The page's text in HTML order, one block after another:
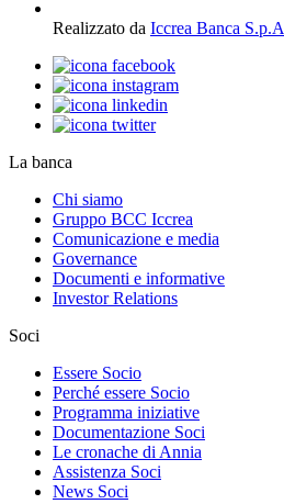
Realizzato da Iccrea Banca S.p.A
La banca
Chi siamo
Gruppo BCC Iccrea
Comunicazione e media
Governance
Documenti e informative
Investor Relations
Soci
Essere Socio
Perché essere Socio
Programma iniziative
Documentazione Soci
Le cronache di Annia
Assistenza Soci
News Soci